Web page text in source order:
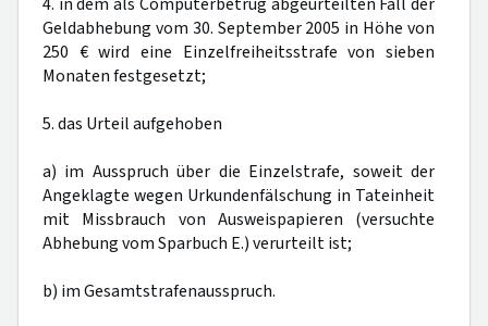
Geldabhebung vom 30. September 2005 in Höhe von
250 € wird eine Einzelfreiheitsstrafe von sieben
Monaten festgesetzt;
5. das Urteil aufgehoben
a) im Ausspruch über die Einzelstrafe, soweit der
Angeklagte wegen Urkundenfälschung in Tateinheit
mit Missbrauch von Ausweispapieren (versuchte
Abhebung vom Sparbuch E.) verurteilt ist;
b) im Gesamtstrafenausspruch.